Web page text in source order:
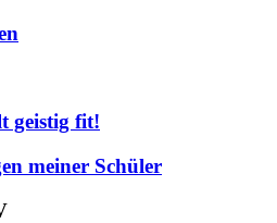
geistig fit!
meiner Schüler